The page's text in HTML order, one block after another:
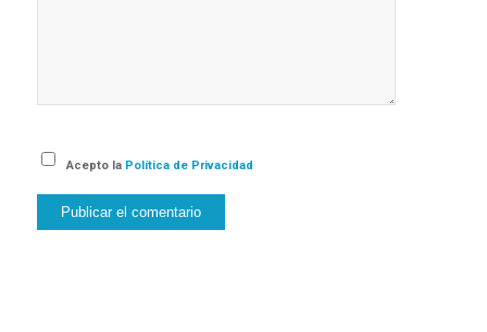
Acepto la Política de Privacidad